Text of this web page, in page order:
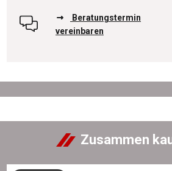
Beratungstermin
vereinbaren
Zusammen